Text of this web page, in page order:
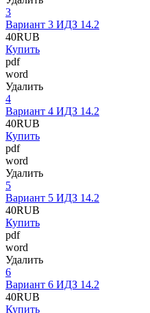
3
Вариант 3 ИДЗ 14.2
40RUB
Купить
pdf
word
Удалить
4
Вариант 4 ИДЗ 14.2
40RUB
Купить
pdf
word
Удалить
5
Вариант 5 ИДЗ 14.2
40RUB
Купить
pdf
word
Удалить
6
Вариант 6 ИДЗ 14.2
40RUB
Купить